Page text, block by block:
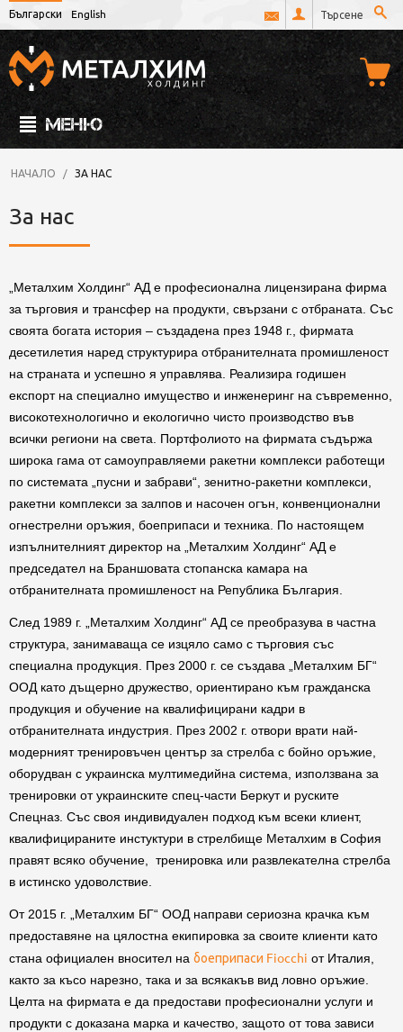
Български English
МЕНЮ
НАЧАЛО / ЗА НАС
За нас
„Металхим Холдинг“ АД е професионална лицензирана фирма
за търговия и трансфер на продукти, свързани с отбраната. Със
своята богата история – създадена през 1948 г., фирмата
десетилетия наред структурира отбранителната промишленост
на страната и успешно я управлява. Реализира годишен
експорт на специално имущество и инженеринг на съвременно,
високотехнологично и екологично чисто производство във
всички региони на света. Портфолиото на фирмата съдържа
широка гама от самоуправляеми ракетни комплекси работещи
по системата „пусни и забрави“, зенитно-ракетни комплекси,
ракетни комплекси за залпов и насочен огън, конвенционални
огнестрелни оръжия, боеприпаси и техника. По настоящем
изпълнителният директор на „Металхим Холдинг“ АД е
председател на Браншовата стопанска камара на
отбранителната промишленост на Република България.
След 1989 г. „Металхим Холдинг“ АД се преобразува в частна
структура, занимаваща се изцяло само с търговия със
специална продукция. През 2000 г. се създава „Металхим БГ“
ООД като дъщерно дружество, ориентирано към гражданска
продукция и обучение на квалифицирани кадри в
отбранителната индустрия. През 2002 г. отвори врати най-
модерният тренировъчен център за стрелба с бойно оръжие,
оборудван с украинска мултимедийна система, използвана за
тренировки от украинските спец-части Беркут и руските
Спецназ. Със своя индивидуален подход към всеки клиент,
квалифицираните инстуктури в стрелбище Металхим в София
правят всяко обучение, тренировка или развлекателна стрелба
в истинско удоволствие.
От 2015 г. „Металхим БГ“ ООД направи сериозна крачка към
предоставяне на цялостна екипировка за своите клиенти като
стана официален вносител на боеприпаси Fiocchi от Италия,
както за късо нарезно, така и за всякакъв вид ловно оръжие.
Целта на фирмата е да предостави професионални услуги и
продукти с доказана марка и качество, защото от това зависи